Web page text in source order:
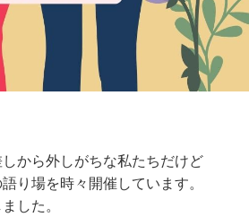
から外しがちな私たちだけど
り場を時々開催しています。
した。